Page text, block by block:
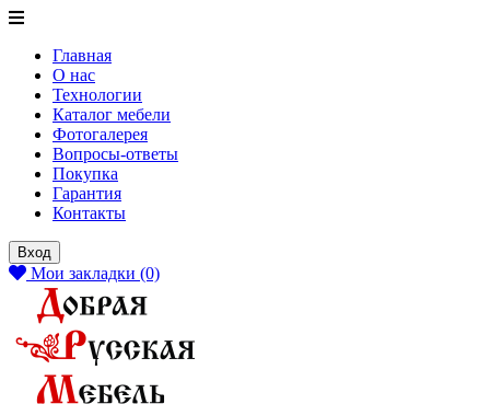
Главная
О нас
Технологии
Каталог мебели
Фотогалерея
Вопросы-ответы
Покупка
Гарантия
Контакты
Вход
Мои закладки (0)